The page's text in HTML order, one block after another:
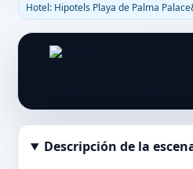
Hotel: Hipotels Playa de Palma
Abrir imagen en
Descripción de la